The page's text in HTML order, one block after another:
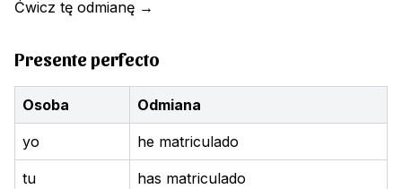
Ćwicz tę odmianę →
Presente perfecto
Osoba Odmiana
yo he matriculado
tu has matriculado